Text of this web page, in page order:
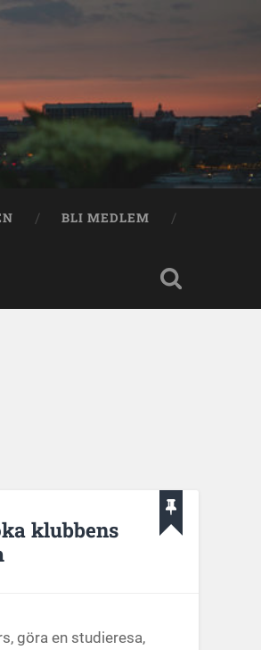
BLI MEDLEM
klubbens
göra en studieresa,